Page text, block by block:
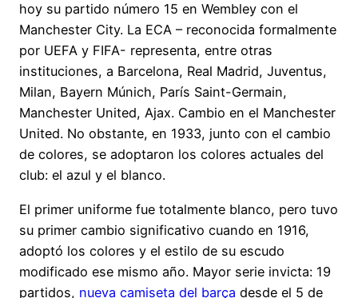
hoy su partido número 15 en Wembley con el
Manchester City. La ECA – reconocida formalmente
por UEFA y FIFA- representa, entre otras
instituciones, a Barcelona, Real Madrid, Juventus,
Milan, Bayern Múnich, París Saint-Germain,
Manchester United, Ajax. Cambio en el Manchester
United. No obstante, en 1933, junto con el cambio
de colores, se adoptaron los colores actuales del
club: el azul y el blanco.
El primer uniforme fue totalmente blanco, pero tuvo
su primer cambio significativo cuando en 1916,
adoptó los colores y el estilo de su escudo
modificado ese mismo año. Mayor serie invicta: 19
partidos, nueva camiseta del barça desde el 5 de